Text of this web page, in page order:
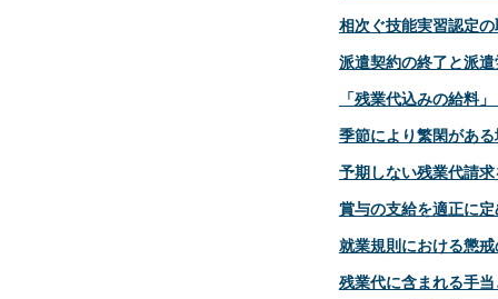
相次ぐ技能実習認定
派遣契約の終了と派
「残業代込みの給料
季節により繁閑があ
予期しない残業代請
賞与の支給を適正に
就業規則における懲
残業代に含まれる手